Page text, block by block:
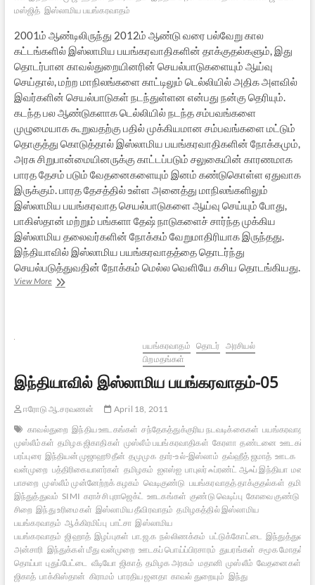
மஸ்ஜித் இஸ்லாமிய பயங்கரவாதம்
2001ம் ஆண்டிலிருந்து 2012ம் ஆண்டு வரை பல்வேறு கால
கட்டங்களில் இஸ்லாமிய பயங்கரவாதிகளின் தாக்குதல்களும், இது
தொடர்பான காவல்துறையினரின் செயல்பாடுகளையும் ஆய்வு
செய்தால், மற்ற மாநிலங்களை காட்டிலும் டெல்லியில் அதிக அளவில்
இவர்களின் செயல்பாடுகள் நடந்துள்ளன என்பது நன்கு தெரியும்.
கடந்த பல ஆண்டுகளாக டெல்லியில் நடந்த சம்பவங்களை
முழுமையாக கூறுவதற்கு பதில் முக்கியமான சம்பவங்களை மட்டும்
தொகுத்து கொடுத்தால் இஸ்லாமிய பயங்கரவாதிகளின் நோக்கமும்,
அரசு சிறுபான்மையினருக்கு காட்டப்படும் சலுகையின் காரணமாக
பாரத தேசம் படும் வேதனைகளையும் இனம் கண்டுகொள்ள ஏதுவாக
இருக்கும். பாரத தேசத்தில் உள்ள அனைத்து மாநிலங்களிலும்
இஸ்லாமிய பயங்கரவாத செயல்பாடுகளை ஆய்வு செய்யும் போது,
பாகிஸ்தான் மற்றும் பங்களா தேஷ் நாடுகளைச் சார்ந்த முக்கிய
இஸ்லாமிய தலைவர்களின் நோக்கம் வேறுமாதிரியாக இருந்தது.
இந்தியாவில் இஸ்லாமிய பயங்கரவாதத்தை தொடர்ந்து
செயல்படுத்துவதின் நோக்கம் மெல்ல வெளியே கசிய தொடங்கியது.
View Moreஇந்தியாவில்
பயங்கரவாதம் தொடர் அரசியல்
பிறமதங்கள்
இந்தியாவில் இஸ்லாமிய பயங்கரவாதம்-05
ஈரோடு ஆ.சரவணன்
April 18, 2011
காவல்துறை இந்திய ஊடகங்கள் சந்தேகத்துக்குரிய நடவடிக்கைகள் பயங்கரவாதம்
முஸ்லீம்கள் தமிழக ஜிகாதிகள் முஸ்லீம் பயங்கரவாதிகள் கேரளா தண்டனை ஊடகப்
பரப்புரை இந்தியன் முஜாஹூதீன் தமுமுக தார்-உல்-இஸ்லாம் தவ்ஹீத் ஜமாத் ஊடக
வன்முறை பத்திரிகையாளர்கள் தமிழகம் ஐஎஸ்ஐ பாபுலர் ஃப்ரண்ட் ஆஃப் இந்தியா மனித
பாசறை முஸ்லீம் முன்னேற்றக் கழகம் வெடிகுண்டு பயங்கரவாதத் தாக்குதல்கள்
இந்துத்துவம் SIMI கராச்சி புராஜெக்ட் ஊடகங்கள் குண்டு வெடிப்பு கோவை குண்டு
சிறை இந்து உரிமைகள் இஸ்லாமிய தீவிரவாதம் தமிழகத்தில் இஸ்லாமிய
பயங்கரவாதம் ஆக்கிரமிப்பு பாட்சா இஸ்லாமிய
பயங்கரவாதம் ஜிஹாத் இழப்புகள் பா.ஜ.க நல்லிணக்கம் பட்டுக்கோட்டை இந்துத்துவம்
அன்சாரி இந்துக்கள் மீது வன்முறை ஊடகப் பொய்ப்பிரசாரம் துயரங்கள் சமூக
தொய்பா புதுப்பேட்டை வீடியோ ஜிகாத் தமிழக அரசும் மதானி முஸ்லீம் வேதனைகள்
ஜிகாத் பாக்கிஸ்தான் கிராமம் பாரதிய ஜனதா காவல் துறையும் இந்து